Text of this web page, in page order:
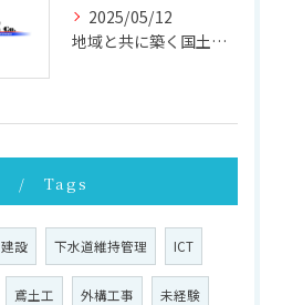
2025/05/12
地域と共に築く国土強靭化の未来 ─ その重要性と実践への第一歩
Tags
建設 下水道維持管理 ICT
鳶土工 外構工事 未経験